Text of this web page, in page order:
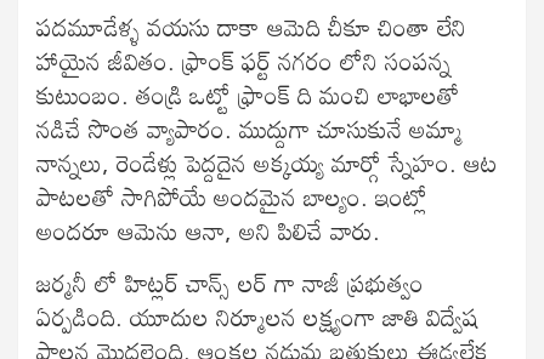
పదమూడేళ్ళ వయసు దాకా ఆమెది చీకూ చింతా లేని
హాయైన జీవితం. ఫ్రాంక్ ఫర్ట్ నగరం లోని సంపన్న
కుటుంబం. తండ్రి ఒట్టో ఫ్రాంక్ ది మంచి లాభాలతో
నడిచే సొంత వ్యాపారం. ముద్దుగా చూసుకునే అమ్మా
నాన్నలు, రెండేళ్లు పెద్దదైన అక్కయ్య మార్గో స్నేహం. ఆట
పాటలతో సాగిపోయే అందమైన బాల్యం. ఇంట్లో
అందరూ ఆమెను ఆనా, అని పిలిచే వారు.
జర్మనీ లో హిట్లర్ చాన్స్ లర్ గా నాజీ ప్రభుత్వం
ఏర్పడింది. యూదుల నిర్మూలన లక్ష్యంగా జాతి విద్వేష